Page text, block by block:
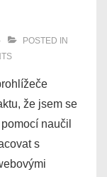
POSTED IN
že jsem se
naučil
s